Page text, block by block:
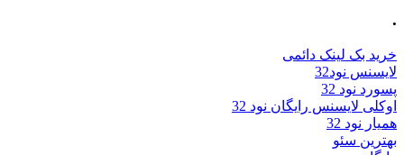
.
خرید بک لینک دائمی
لایسنس نود32
پسورد نود 32
اوکلی لایسنس رایگان نود 32
همیار نود 32
بهترین سئو